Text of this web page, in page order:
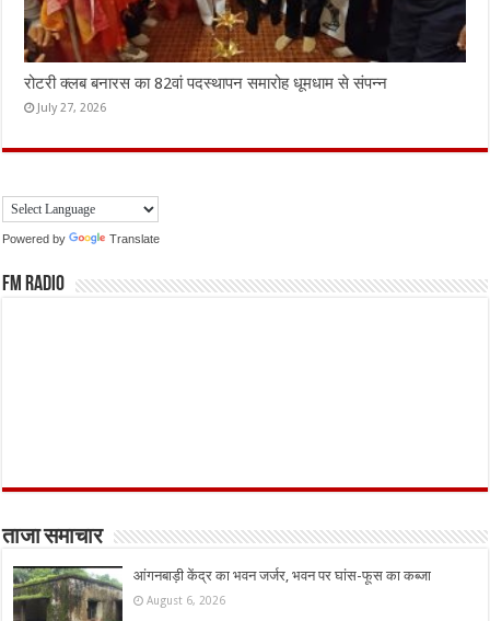
रोटरी क्लब बनारस का 82वां पदस्थापन समारोह धूमधाम से संपन्न
July 27, 2026
Powered by Translate
FM Radio
ताजा समाचार
आंगनबाड़ी केंद्र का भवन जर्जर, भवन पर घांस-फूस का कब्जा
August 6, 2026